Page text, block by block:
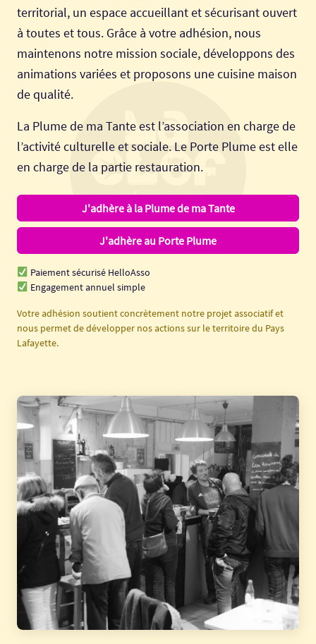
territorial, un espace accueillant et sécurisant ouvert
à toutes et tous. Grâce à votre adhésion, nous
maintenons notre mission sociale, développons des
animations variées et proposons une cuisine maison
de qualité.
La Plume de ma Tante est l’association en charge de
l’activité culturelle et sociale. Le Porte Plume est elle
en charge de la partie restauration.
J'adhère à la Plume de ma Tante
J'adhère au Porte Plume
Paiement sécurisé HelloAsso
Engagement annuel simple
Votre adhésion soutient concrètement notre projet associatif et
nous permet de développer nos actions sur le territoire du Pays
Lafayette.